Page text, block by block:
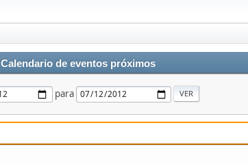
Calendario de eventos próximos
para